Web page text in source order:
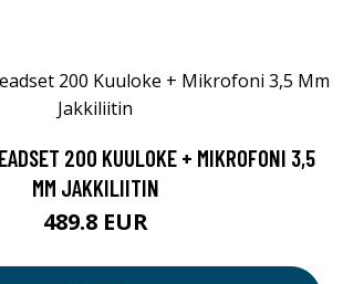
200 KUULOKE + MIKROFONI 3,5
MM JAKKILIITIN
489.8 EUR